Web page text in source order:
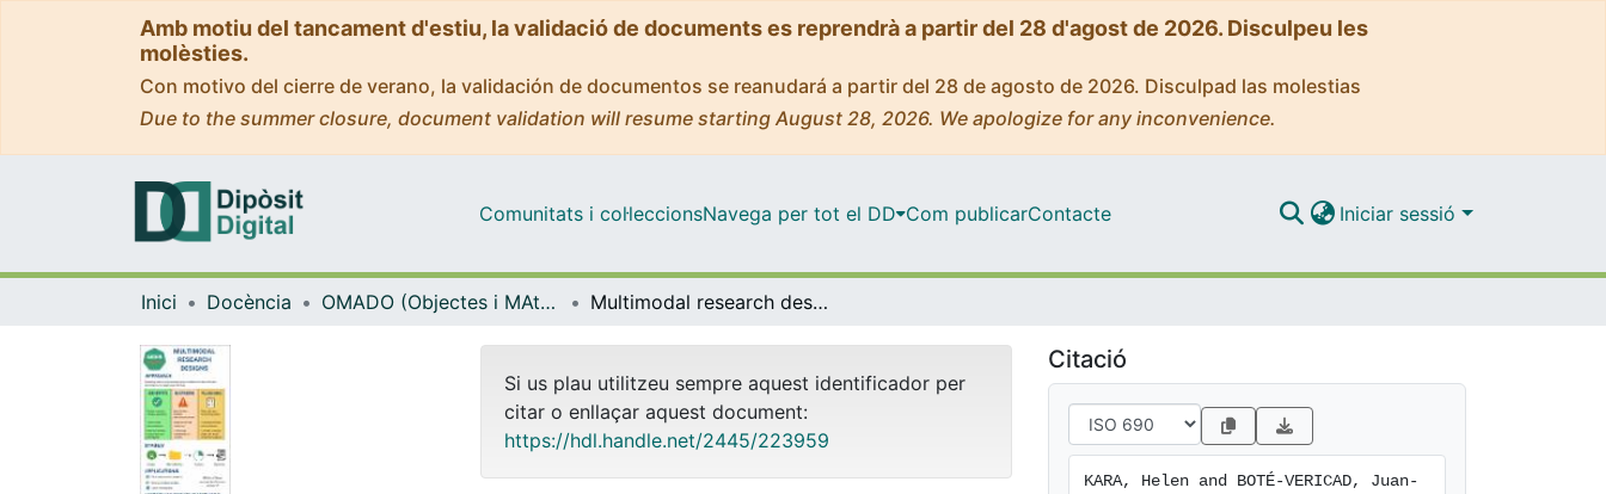
Amb motiu del tancament d'estiu, la validació de documents es reprendrà a partir del 28 d'agost de 2026. Disculpeu les
molèsties.
Con motivo del cierre de verano, la validación de documentos se reanudará a partir del 28 de agosto de 2026. Disculpad las molestias
Due to the summer closure, document validation will resume starting August 28, 2026. We apologize for any inconvenience.
Comunitats i col·leccionsNavega per tot el DD Com publicarContacte Iniciar sessió
Inici Docència OMADO (Objectes i MAterials DOcents) Multimodal research designs
Si us plau utilitzeu sempre aquest identificador per
citar o enllaçar aquest document:
https://hdl.handle.net/2445/223959
Citació
KARA, Helen and BOTÉ-VERICAD, Juan-